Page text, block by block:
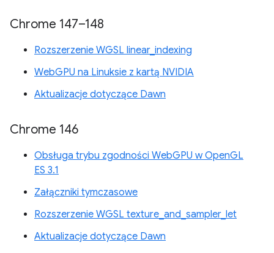
Chrome 147–148
Rozszerzenie WGSL linear_indexing
WebGPU na Linuksie z kartą NVIDIA
Aktualizacje dotyczące Dawn
Chrome 146
Obsługa trybu zgodności WebGPU w OpenGL
ES 3.1
Załączniki tymczasowe
Rozszerzenie WGSL texture_and_sampler_let
Aktualizacje dotyczące Dawn